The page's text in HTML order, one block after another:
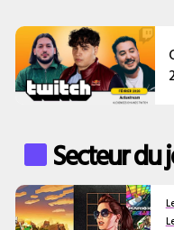
Secteur du